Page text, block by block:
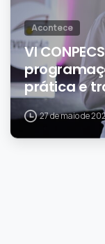
Acontece
VI
prática e
27 de maio de